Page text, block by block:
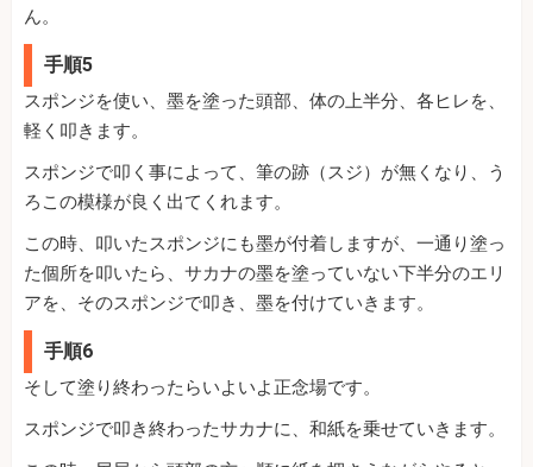
ん。
手順5
スポンジを使い、墨を塗った頭部、体の上半分、各ヒレを、
軽く叩きます。
スポンジで叩く事によって、筆の跡（スジ）が無くなり、う
ろこの模様が良く出てくれます。
この時、叩いたスポンジにも墨が付着しますが、一通り塗っ
た個所を叩いたら、サカナの墨を塗っていない下半分のエリ
アを、そのスポンジで叩き、墨を付けていきます。
手順6
そして塗り終わったらいよいよ正念場です。
スポンジで叩き終わったサカナに、和紙を乗せていきます。